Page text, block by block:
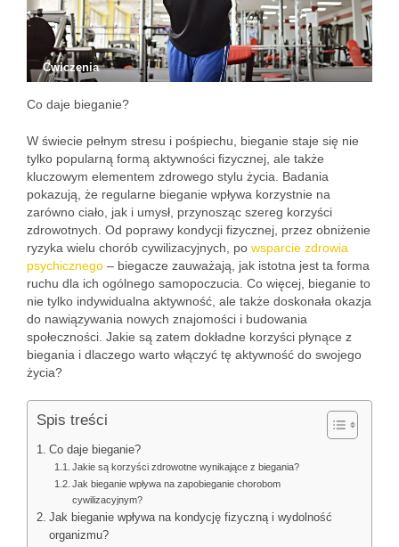
Ćwiczenia
Co daje bieganie?
W świecie pełnym stresu i pośpiechu, bieganie staje się nie
tylko popularną formą aktywności fizycznej, ale także
kluczowym elementem zdrowego stylu życia. Badania
pokazują, że regularne bieganie wpływa korzystnie na
zarówno ciało, jak i umysł, przynosząc szereg korzyści
zdrowotnych. Od poprawy kondycji fizycznej, przez obniżenie
ryzyka wielu chorób cywilizacyjnych, po wsparcie zdrowia
psychicznego – biegacze zauważają, jak istotna jest ta forma
ruchu dla ich ogólnego samopoczucia. Co więcej, bieganie to
nie tylko indywidualna aktywność, ale także doskonała okazja
do nawiązywania nowych znajomości i budowania
społeczności. Jakie są zatem dokładne korzyści płynące z
biegania i dlaczego warto włączyć tę aktywność do swojego
życia?
Spis treści
Co daje bieganie?
Jakie są korzyści zdrowotne wynikające z biegania?
Jak bieganie wpływa na zapobieganie chorobom
cywilizacyjnym?
Jak bieganie wpływa na kondycję fizyczną i wydolność
organizmu?